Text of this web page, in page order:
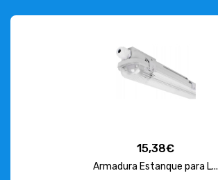
15,38€
Armadura Estanque para L...